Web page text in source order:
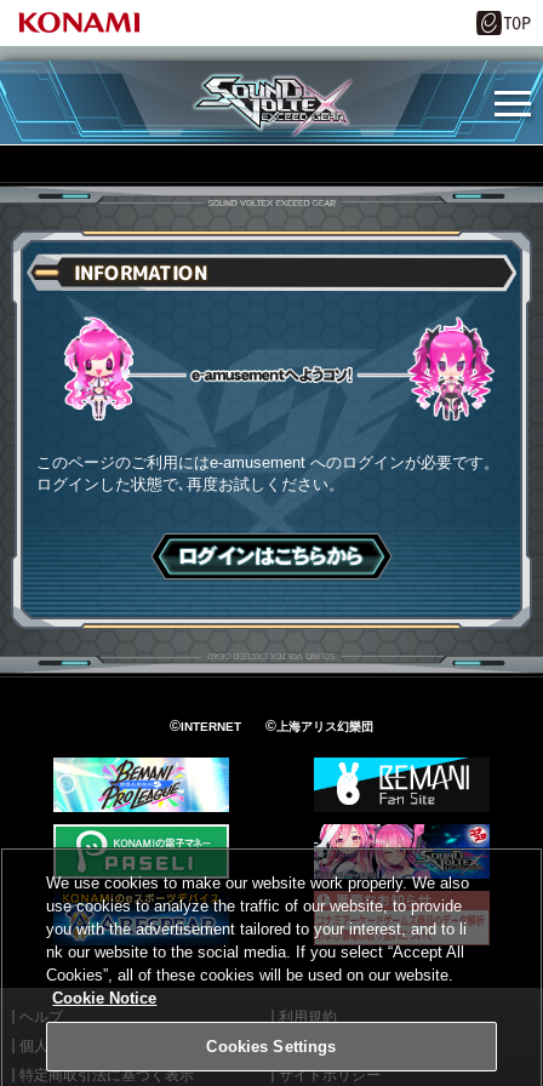
INFORMATION
このページのご利用にはe-amusement へのログインが必要です。
ログインした状態で､再度お試しください。
ログインはこちら
©INTERNET ©上海アリス幻樂団
ヘルプ
利用規約
個人情報等保護方針
外部送信について
特定商取引法に基づく表示
サイトポリシー
We use cookies to make our website work properly. We also
use cookies to analyze the traffic of our website, to provide
you with the advertisement tailored to your interest, and to li
nk our website to the social media. If you select “Accept All
Cookies”, all of these cookies will be used on our website.
Cookie Notice
Cookies Settings